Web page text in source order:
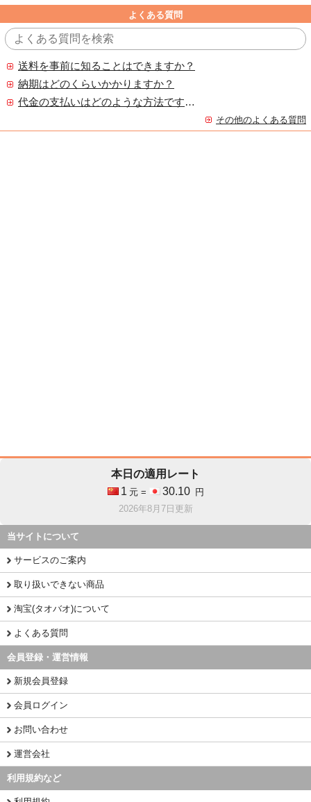
よくある質問
送料を事前に知ることはできますか？
納期はどのくらいかかりますか？
代金の支払いはどのような方法ですか？
その他のよくある質問
本日の適用レート
1 元 = 30.10
円
2026年8月7日更新
当サイトについて
サービスのご案内
取り扱いできない商品
淘宝(タオバオ)について
よくある質問
会員登録・運営情報
新規会員登録
会員ログイン
お問い合わせ
運営会社
利用規約など